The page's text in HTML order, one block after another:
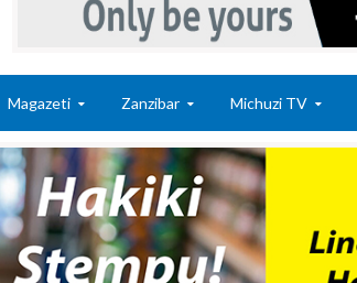
Magazeti Zanzibar Michuzi TV